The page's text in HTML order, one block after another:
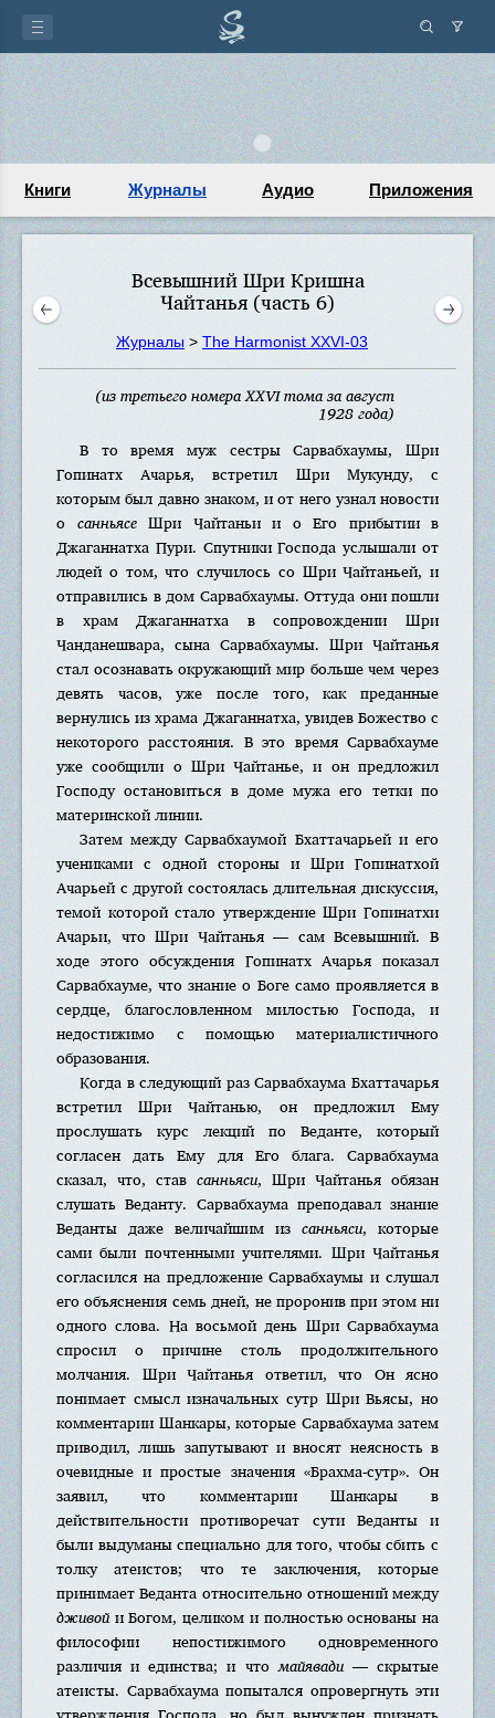
Книги Журналы Аудио Приложения
Всевышний Шри Кришна
Чайтанья (часть 6)
Журналы > The Harmonist XXVI-03
(из третьего номера XXVI тома за август
1928 года)
В то время муж сестры Сарвабхаумы, Шри
Гопинатх Ачарья, встретил Шри Мукунду, с
которым был давно знаком, и от него узнал новости
о санньясеШри Чайтаньи и о Его прибытии в
Джаганнатха Пури. Спутники Господа услышали от
людей о том, что случилось со Шри Чайтаньей, и
отправились в дом Сарвабхаумы. Оттуда они пошли
в храм Джаганнатха в сопровождении Шри
Чанданешвара, сына Сарвабхаумы. Шри Чайтанья
стал осознавать окружающий мир больше чем через
девять часов, уже после того, как преданные
вернулись из храма Джаганнатха, увидев Божество с
некоторого расстояния. В это время Сарвабхауме
уже сообщили о Шри Чайтанье, и он предложил
Господу остановиться в доме мужа его тетки по
материнской линии.
Затем между Сарвабхаумой Бхаттачарьей и его
учениками с одной стороны и Шри Гопинатхой
Ачарьей с другой состоялась длительная дискуссия,
темой которой стало утверждение Шри Гопинатхи
Ачарьи, что Шри Чайтанья — сам Всевышний. В
ходе этого обсуждения Гопинатх Ачарья показал
Сарвабхауме, что знание о Боге само проявляется в
сердце, благословленном милостью Господа, и
недостижимо с помощью материалистичного
образования.
Когда в следующий раз Сарвабхаума Бхаттачарья
встретил Шри Чайтанью, он предложил Ему
прослушать курс лекций по Веданте, который
согласен дать Ему для Его блага. Сарвабхаума
сказал, что, став санньяси, Шри Чайтанья обязан
слушать Веданту. Сарвабхаума преподавал знание
Веданты даже величайшим из санньяси, которые
сами были почтенными учителями. Шри Чайтанья
согласился на предложение Сарвабхаумы и слушал
его объяснения семь дней, не проронив при этом ни
одного слова. На восьмой день Шри Сарвабхаума
спросил о причине столь продолжительного
молчания. Шри Чайтанья ответил, что Он ясно
понимает смысл изначальных сутр Шри Вьясы, но
комментарии Шанкары, которые Сарвабхаума затем
приводил, лишь запутывают и вносят неясность в
очевидные и простые значения «Брахма-сутр». Он
заявил, что комментарии Шанкары в
действительности противоречат сути Веданты и
были выдуманы специально для того, чтобы сбить с
толку атеистов; что те заключения, которые
принимает Веданта относительно отношений между
дживойи Богом, целиком и полностью основаны на
философии непостижимого одновременного
различия и единства; и чтомайявади— скрытые
атеисты. Сарвабхаума попытался опровергнуть эти